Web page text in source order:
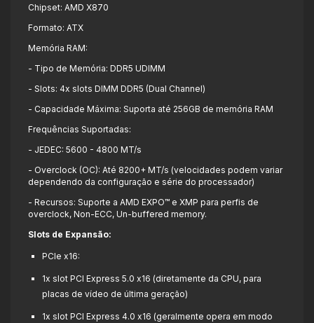
Chipset: AMD X870
Formato: ATX
Memória RAM:
- Tipo de Memória: DDR5 UDIMM
- Slots: 4x slots DIMM DDR5 (Dual Channel)
- Capacidade Máxima: Suporta até 256GB de memória RAM
Frequências Suportadas:
- JEDEC: 5600 - 4800 MT/s
- Overclock (OC): Até 8200+ MT/s (velocidades podem variar
dependendo da configuração e série do processador)
- Recursos: Suporte a AMD EXPO™ e XMP para perfis de
overclock, Non-ECC, Un-buffered memory.
Slots de Expansão:
PCIe x16:
1x slot PCI Express 5.0 x16 (diretamente da CPU, para
placas de vídeo de última geração)
1x slot PCI Express 4.0 x16 (geralmente opera em modo